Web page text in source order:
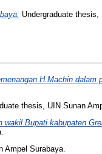
Undergraduate thesis,
H.Machin dalam
thesis, UIN Sunan
Bupati kabupaten
Ampel Surabaya.